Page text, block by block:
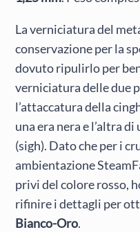
La verniciatura del
conservazione per la
dovuto ripulirlo per
verniciatura delle due
l’attaccatura della
una era nera e l’altra
(sigh). Dato che per i
ambientazione
privi del colore rosso,
rifinire i dettagli per
Bianco-Oro.